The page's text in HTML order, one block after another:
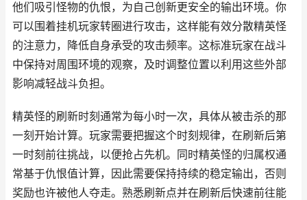
他们吸引怪物的仇恨，为自己创新更安全的输出环境。你
可以围着挂机玩家转圈进行攻击，这样能有效分散精英怪
的注意力，降低自身承受的攻击频率。这标准玩家在战斗
中保持对周围环境的观察，及时调整位置以利用这些外部
影响减轻战斗负担。
精英怪的刷新时刻通常为每小时一次，具体从被击杀的那
一刻开始计算。玩家需要把握这个时刻规律，在刷新后第
一时刻前往挑战，以便抢占先机。同时精英怪的归属权通
常基于仇恨值计算，因此需要保持持续的稳定输出，否则
奖励也许被他人夺走。熟悉刷新点并在刷新后快速前往能